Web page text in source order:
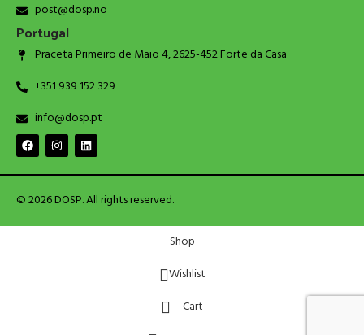
post@dosp.no
Portugal
Praceta Primeiro de Maio 4, 2625-452 Forte da Casa
+351 939 152 329
info@dosp.pt
© 2026 DOSP. All rights reserved.
Shop
Wishlist
Cart